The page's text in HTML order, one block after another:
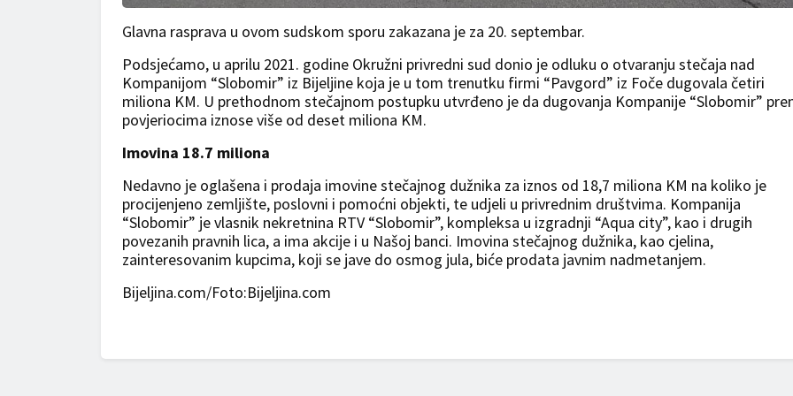
Glavna rasprava u ovom sudskom sporu zakazana je za 20. septembar.
Podsjećamo, u aprilu 2021. godine Okružni privredni sud donio je odluku o otvaranju stečaja nad
Kompanijom “Slobomir” iz Bijeljine koja je u tom trenutku firmi “Pavgord” iz Foče dugovala četiri
miliona KM. U prethodnom stečajnom postupku utvrđeno je da dugovanja Kompanije “Slobomir”
povjeriocima iznose više od deset miliona KM.
Imovina 18.7 miliona
Nedavno je oglašena i prodaja imovine stečajnog dužnika za iznos od 18,7 miliona KM na koliko je
procijenjeno zemljište, poslovni i pomoćni objekti, te udjeli u privrednim društvima. Kompanija
“Slobomir” je vlasnik nekretnina RTV “Slobomir”, kompleksa u izgradnji “Aqua city”, kao i drugih
povezanih pravnih lica, a ima akcije i u Našoj banci. Imovina stečajnog dužnika, kao cjelina,
zainteresovanim kupcima, koji se jave do osmog jula, biće prodata javnim nadmetanjem.
Bijeljina.com/Foto:Bijeljina.com